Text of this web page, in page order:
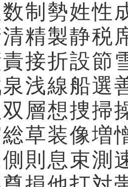
数制 勢姓性
清精製静税
責接折設節
泉浅線船選
双 層想捜掃
総草装像増
側 則 息束測